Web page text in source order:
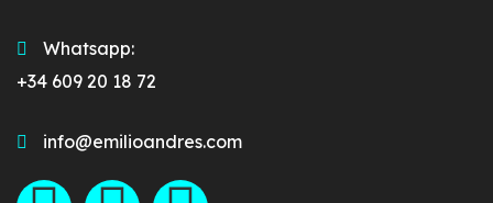
Whatsapp:
+34 609 20 18 72
info@emilioandres.com